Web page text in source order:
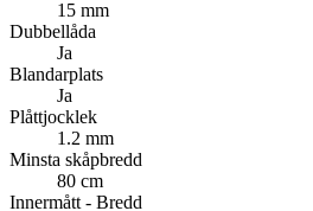
15 mm
Dubbellåda
Ja
Blandarplats
Ja
Plåttjocklek
1.2 mm
Minsta skåpbredd
80 cm
Innermått - Bredd